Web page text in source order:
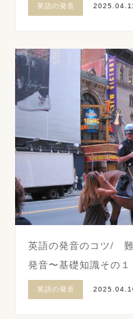
英語の発音
英語の発音のコツ/
発音〜基礎知識その１
英語の発音